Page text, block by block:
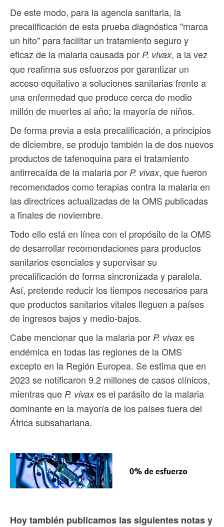
De este modo, para la agencia sanitaria, la
precalificación de esta prueba diagnóstica "marca
un hito" para facilitar un tratamiento seguro y
eficaz de la malaria causada por P. vivax, a la vez
que reafirma sus esfuerzos por garantizar un
acceso equitativo a soluciones sanitarias frente a
una enfermedad que produce cerca de medio
millón de muertes al año; la mayoría de niños.
De forma previa a esta precalificación, a principios
de diciembre, se produjo también la de dos nuevos
productos de tafenoquina para el tratamiento
antirrecaída de la malaria por P. vivax, que fueron
recomendados como terapias contra la malaria en
las directrices actualizadas de la OMS publicadas
a finales de noviembre.
Todo ello está en línea con el propósito de la OMS
de desarrollar recomendaciones para productos
sanitarios esenciales y supervisar su
precalificación de forma sincronizada y paralela.
Así, pretende reducir los tiempos necesarios para
que productos sanitarios vitales lleguen a países
de ingresos bajos y medio-bajos.
Cabe mencionar que la malaria por P. vivaxes
endémica en todas las regiones de la OMS
excepto en la Región Europea. Se estima que en
2023 se notificaron 9.2 millones de casos clínicos,
mientras que P. vivaxes el parásito de la malaria
dominante en la mayoría de los países fuera del
África subsahariana.
Hoy también publicamos las siguientes notas y